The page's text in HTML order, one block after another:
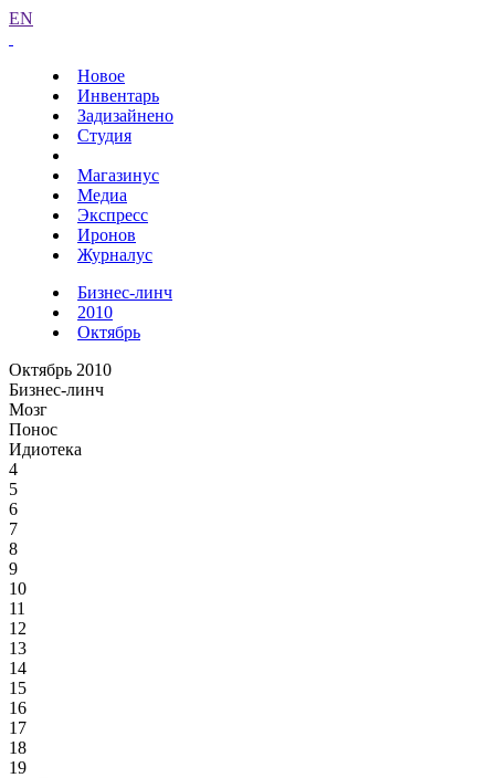
EN
Новое
Инвентарь
Задизайнено
Студия
Магазинус
Медиа
Экспресс
Иронов
Журналус
Бизнес-линч
2010
Октябрь
Октябрь 2010
Бизнес-линч
Мозг
Понос
Идиотека
4
5
6
7
8
9
10
11
12
13
14
15
16
17
18
19